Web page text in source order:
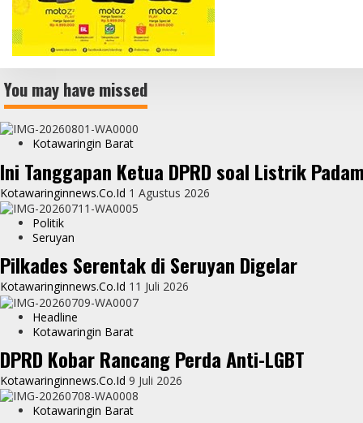
You may have missed
Kotawaringin Barat
Ini Tanggapan Ketua DPRD soal Listrik
Kotawaringinnews.co.id 1 Agustus 2026
Politik
Seruyan
Pilkades Serentak di Seruyan Digelar
Kotawaringinnews.co.id 11 Juli 2026
Headline
Kotawaringin Barat
DPRD Kobar Rancang Perda Anti-LGBT
Kotawaringinnews.co.id 9 Juli 2026
Kotawaringin Barat